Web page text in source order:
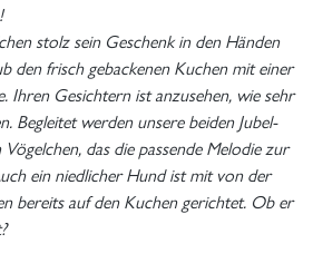
stolz sein Geschenk in den Händen
den frisch gebackenen Kuchen mit einer
Ihren Gesichtern ist anzusehen, wie sehr
Begleitet werden unsere beiden Jubel-
das die passende Melodie zur
ein niedlicher Hund ist mit von der
bereits auf den Kuchen gerichtet. Ob er